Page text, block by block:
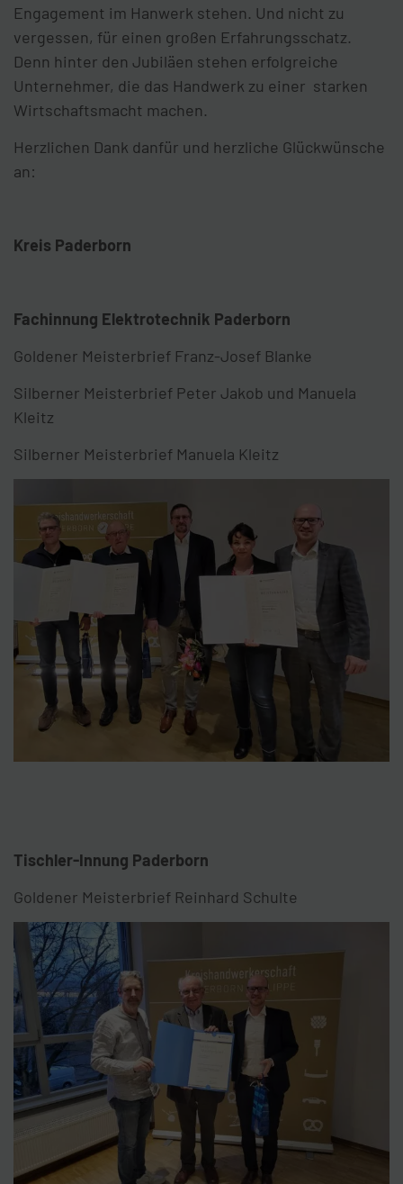
Engagement im Hanwerk stehen. Und nicht zu
vergessen, für einen großen Erfahrungsschatz.
Denn hinter den Jubiläen stehen erfolgreiche
Unternehmer, die das Handwerk zu einer starken
Wirtschaftsmacht machen.
Herzlichen Dank danfür und herzliche Glückwünsche
an:
Kreis Paderborn
Fachinnung Elektrotechnik Paderborn
Goldener Meisterbrief Franz-Josef Blanke
Silberner Meisterbrief Peter Jakob und Manuela
Kleitz
Silberner Meisterbrief Manuela Kleitz
Tischler-Innung Paderborn
Goldener Meisterbrief Reinhard Schulte